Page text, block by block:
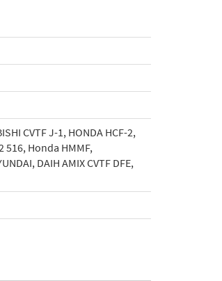
CVTF J-1, HONDA HCF-2,
516, Honda HMMF,
DAIH AMIX CVTF DFE,